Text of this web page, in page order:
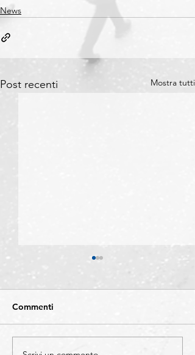
News
Post recenti Mostra tutti
Commenti